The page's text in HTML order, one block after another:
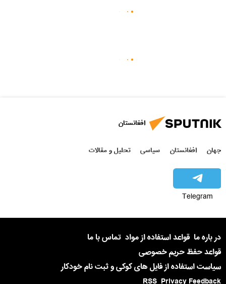
افغانستان
جهان افغانستان سیاسی تحلیل و مقالات
Telegram
در باره ما قواعد استفاده از مواد تماس با ما
قواعد حفظ حریم خصوصی
سیاست استفاده از فایل های کوکی و ثبت نام خودکار